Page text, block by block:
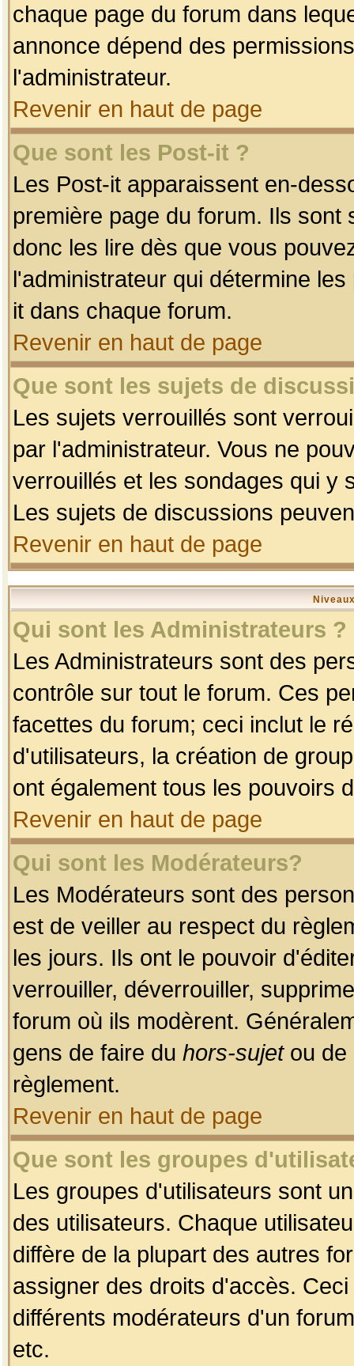
chaque page du forum dans
annonce dépend des
l'administrateur.
Revenir en haut de page
Que sont les Post-it ?
Les Post-it apparaissent en-
première page du forum. Ils
donc les lire dès que vous
l'administrateur qui détermine
it dans chaque forum.
Revenir en haut de page
Que sont les sujets de
Les sujets verrouillés sont
par l'administrateur. Vous ne
verrouillés et les sondages qui y
Les sujets de discussions
Revenir en haut de page
Qui sont les Administrateurs ?
Les Administrateurs sont des
contrôle sur tout le forum. Ces
facettes du forum; ceci inclut le
d'utilisateurs, la création de
ont également tous les pouvoirs
Revenir en haut de page
Qui sont les Modérateurs?
Les Modérateurs sont des
est de veiller au respect du
les jours. Ils ont le pouvoir
verrouiller, déverrouiller,
forum où ils modèrent.
gens de faire du hors-sujetou de
règlement.
Revenir en haut de page
Que sont les groupes
Les groupes d'utilisateurs sont
des utilisateurs. Chaque
diffère de la plupart des autres
assigner des droits d'accès.
différents modérateurs d'un
etc.